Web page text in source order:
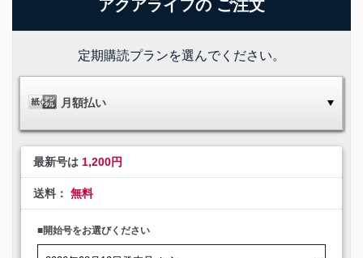
アクアライフの ご注文
定期購読プランを選んでください。
月額払い
最新号は 1,200円
送料：無料
■開始号をお選びください